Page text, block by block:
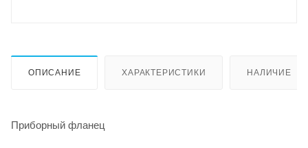
ОПИСАНИЕ ХАРАКТЕРИСТИКИ НАЛИЧИЕ
Приборный фланец